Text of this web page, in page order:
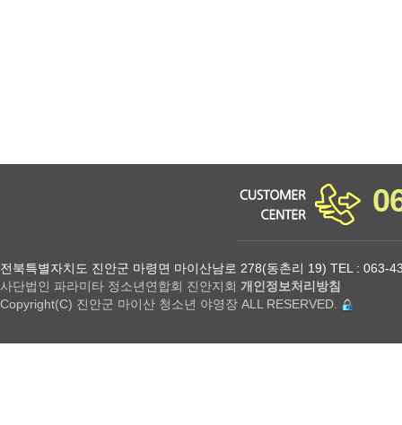
전북특별자치도 진안군 마령면 마이산남로 278(동촌리 19) TEL : 063-
사단법인 파라미타 정소년연합회 진안지회 개인정보처리방침
Copyright(C) 진안군 마이산 청소년 야영장 ALL RESERVED.